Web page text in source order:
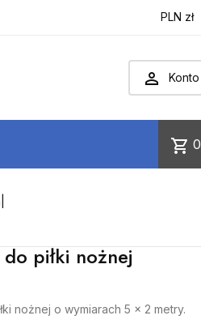
PLN zł
 Konto
shopping_cart 0
piłki nożnej
nożnej o wymiarach 5 x 2 metry.